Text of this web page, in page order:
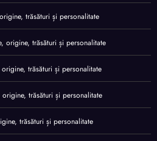
trăsături și personalitate
origine, trăsături și personalitate
trăsături și personalitate
trăsături și personalitate
trăsături și personalitate